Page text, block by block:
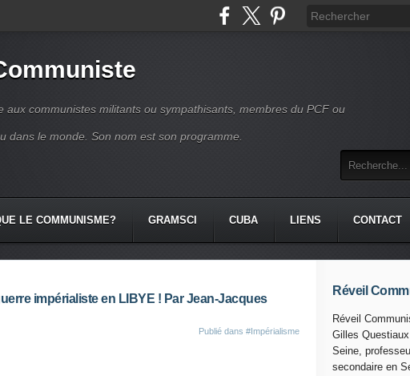
aux communistes militants ou sympathisants, membres du PCF ou
dans le monde. Son nom est son programme.
LE COMMUNISME? GRAMSCI CUBA LIENS CONTACT
impérialiste en LIBYE ! Par Jean-Jacques
Publié dans #Impérialisme
Réveil
Réveil
Gilles
Seine,
secondaire en